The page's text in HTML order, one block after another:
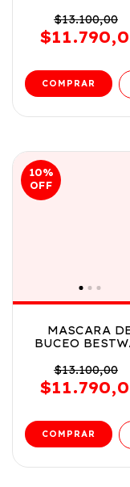
VR1 22064
UNICORNIO
$13.100,00
10%
OFF
MASCARA
BUCEO
VR3 22064
PERESOZO
$13.100,00